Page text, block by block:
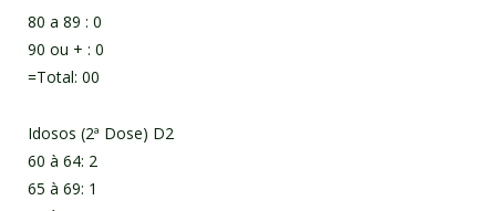
80 a 89 : 0
90 ou + : 0
=Total: 00
Idosos (2ª Dose) D2
60 à 64: 2
65 à 69: 1